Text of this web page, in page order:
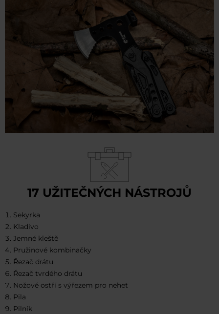
17 UŽITEČNÝCH NÁSTROJŮ
Sekyrka
Kladivo
Jemné kleště
Pružinové kombinačky
Řezač drátu
Řezač tvrdého drátu
Nožové ostří s výřezem pro nehet
Pila
Pilník